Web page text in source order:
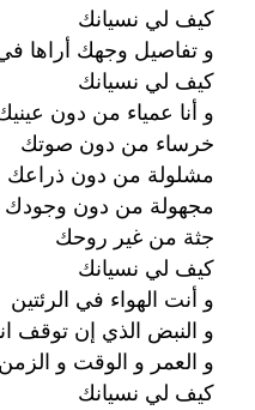
كيف لي نسيانك
و تفاصيل وجهك أراها
كيف لي نسيانك
و أنا عمياء من دون
خرساء من دون صوتك
مشلولة من دون ذراعك
مجهولة من دون وجودك
جثة من غير روحك
كيف لي نسيانك
و أنت الهواء في الرئتين
و النبض الذي إن توقف
و العمر و الوقت و
كيف لي نسيانك